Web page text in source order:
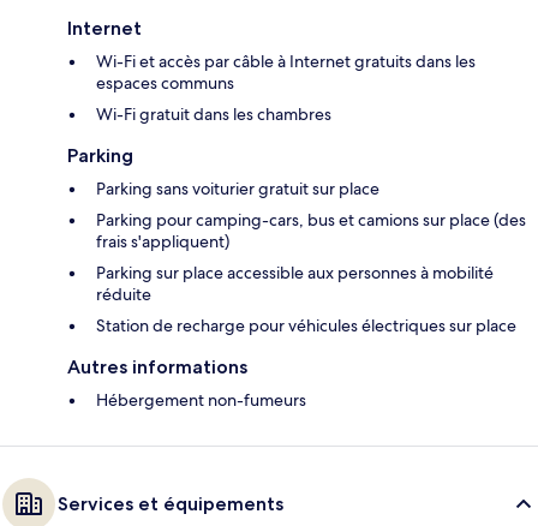
Internet
Wi-Fi et accès par câble à Internet gratuits dans les
espaces communs
Wi-Fi gratuit dans les chambres
Parking
Parking sans voiturier gratuit sur place
Parking pour camping-cars, bus et camions sur place (des
frais s'appliquent)
Parking sur place accessible aux personnes à mobilité
réduite
Station de recharge pour véhicules électriques sur place
Autres informations
Hébergement non-fumeurs
Services et équipements